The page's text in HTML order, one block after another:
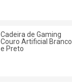
Cadeira de Gaming
Couro Artificial Branco
e Preto